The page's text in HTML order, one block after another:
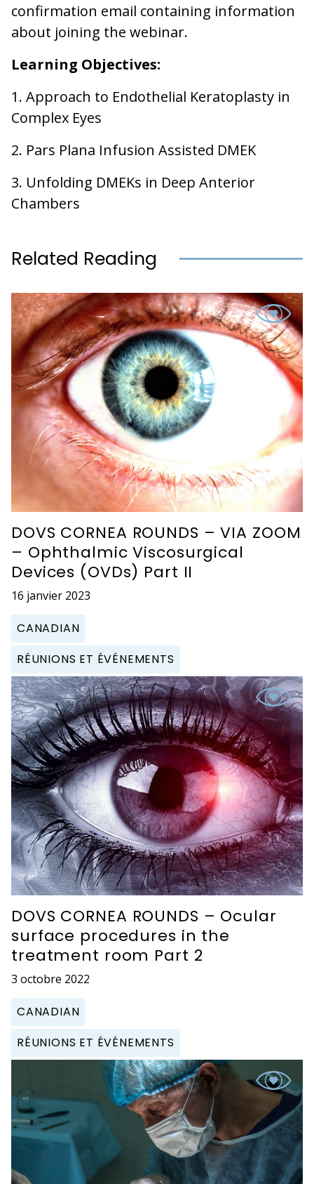
confirmation email containing information
about joining the webinar.
Learning Objectives:
1. Approach to Endothelial Keratoplasty in
Complex Eyes
2. Pars Plana Infusion Assisted DMEK
3. Unfolding DMEKs in Deep Anterior
Chambers
Related Reading
DOVS CORNEA ROUNDS – VIA ZOOM
– Ophthalmic Viscosurgical
Devices (OVDs) Part II
16 janvier 2023
CANADIAN
RÉUNIONS ET ÉVÉNEMENTS
DOVS CORNEA ROUNDS – Ocular
surface procedures in the
treatment room Part 2
3 octobre 2022
CANADIAN
RÉUNIONS ET ÉVÉNEMENTS